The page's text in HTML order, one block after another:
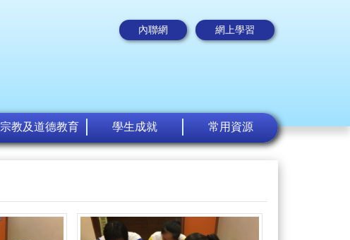
內聯網 網上學習
宗教及道德教育 學生成就 常用資源